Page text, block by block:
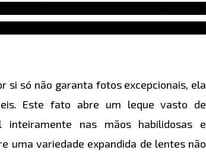
si só não garanta fotos excepcionais, ela
Este fato abre um leque vasto de
inteiramente nas mãos habilidosas e
uma variedade expandida de lentes não